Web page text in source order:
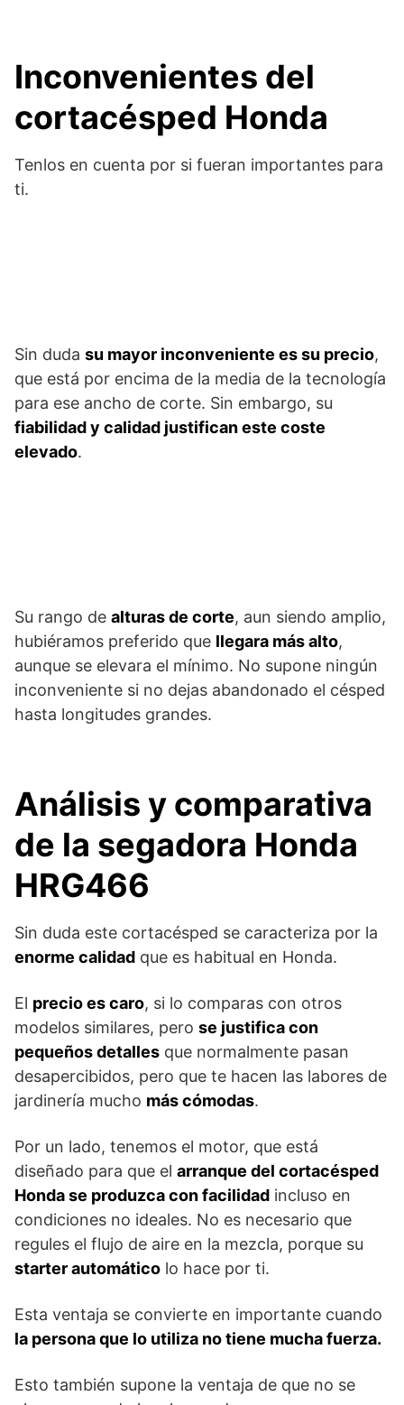
Inconvenientes del
cortacésped Honda
Tenlos en cuenta por si fueran importantes para
ti.
Sin duda su mayor inconveniente es su precio,
que está por encima de la media de la tecnología
para ese ancho de corte. Sin embargo, su
fiabilidad y calidad justifican este coste
elevado.
Su rango de alturas de corte, aun siendo amplio,
hubiéramos preferido que llegara más alto,
aunque se elevara el mínimo. No supone ningún
inconveniente si no dejas abandonado el césped
hasta longitudes grandes.
Análisis y comparativa
de la segadora Honda
HRG466
Sin duda este cortacésped se caracteriza por la
enorme calidad que es habitual en Honda.
El precio es caro, si lo comparas con otros
modelos similares, pero se justifica con
pequeños detalles que normalmente pasan
desapercibidos, pero que te hacen las labores de
jardinería mucho más cómodas.
Por un lado, tenemos el motor, que está
diseñado para que el arranque del cortacésped
Honda se produzca con facilidad incluso en
condiciones no ideales. No es necesario que
regules el flujo de aire en la mezcla, porque su
starter automático lo hace por ti.
Esta ventaja se convierte en importante cuando
la persona que lo utiliza no tiene mucha fuerza.
Esto también supone la ventaja de que no se